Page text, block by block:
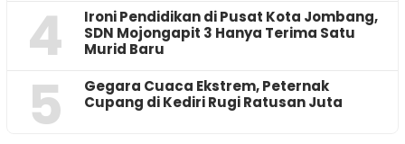
4
Ironi Pendidikan di Pusat Kota Jombang,
SDN Mojongapit 3 Hanya Terima Satu
Murid Baru
5
‎Gegara Cuaca Ekstrem, Peternak
Cupang di Kediri Rugi Ratusan Juta